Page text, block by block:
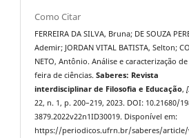
Como Citar
FERREIRA DA SILVA, Bruna; DE SOUZA
Ademir; JORDAN VITAL BATISTA, Selton;
NETO, Antônio. Análise e caracterização
feira de ciências.Saberes: Revista
interdisciplinar de Filosofia e Educação,
22, n. 1, p. 200–219, 2023. DOI: 10.21680/
3879.2022v22n1ID30019. Disponível em:
https://periodicos.ufrn.br/saberes/